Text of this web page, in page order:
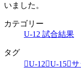
いました。
カテゴリー
U-12 試合結果
タグ
U-12 U-15 サ